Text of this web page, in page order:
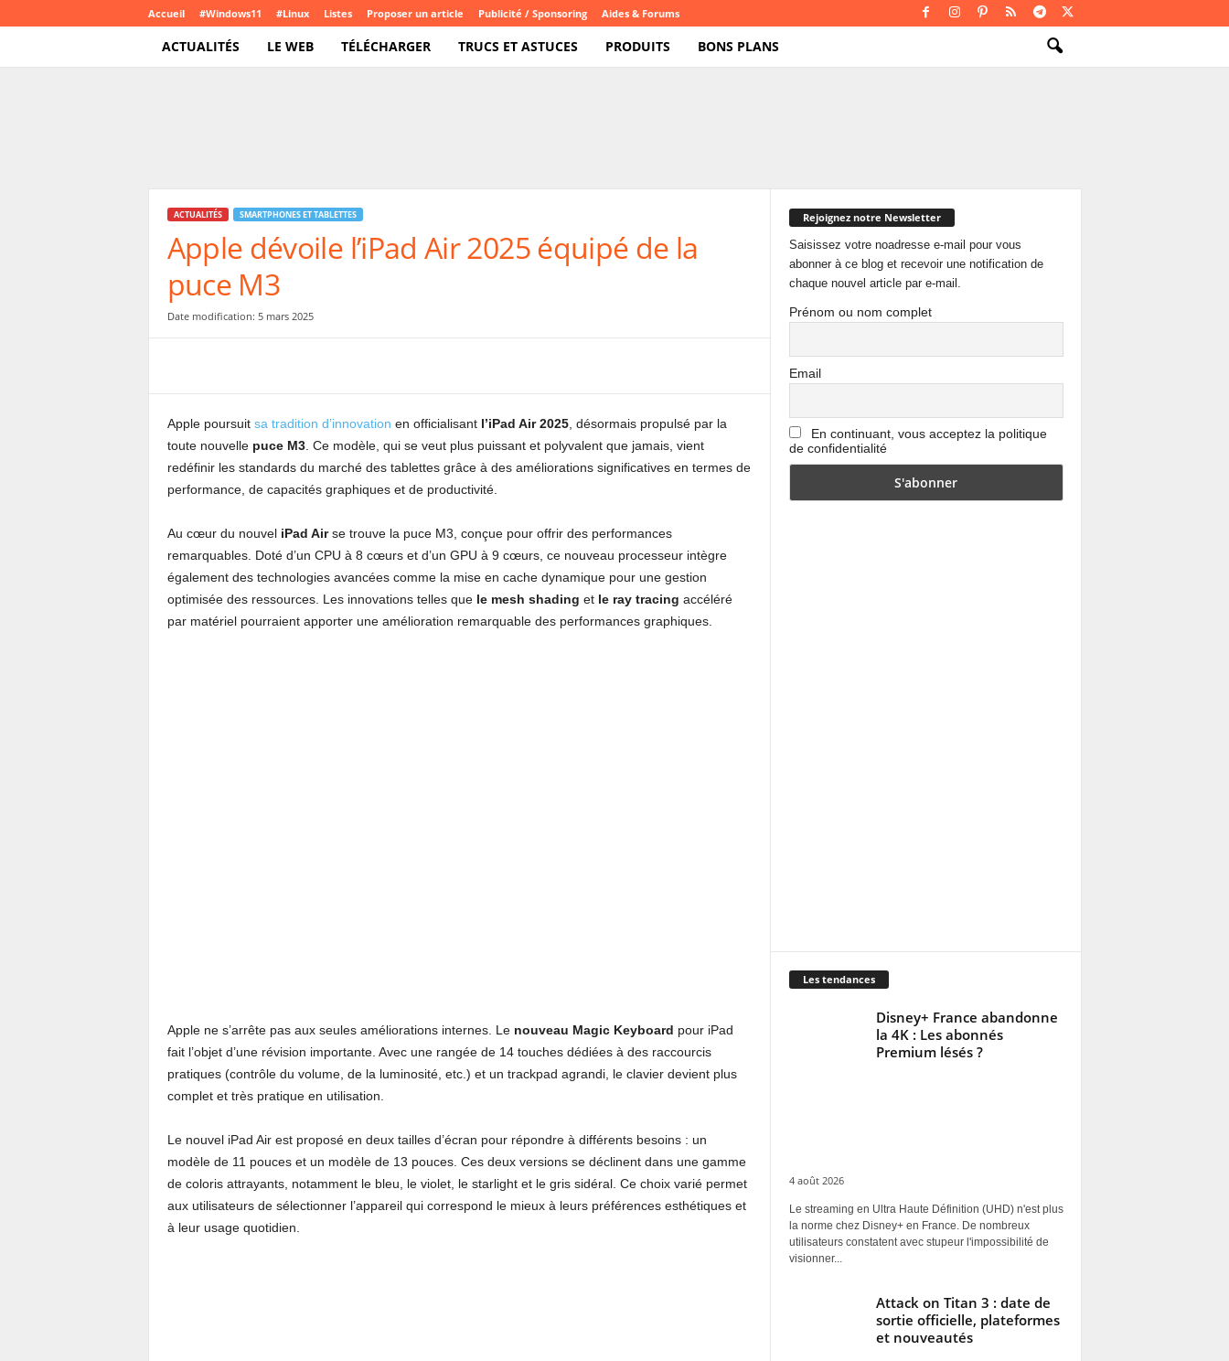
Accueil #Windows11 #Linux Listes Proposer un article Publicité / Sponsoring Aides & Forums
ACTUALITÉS LE WEB TÉLÉCHARGER TRUCS ET ASTUCES PRODUITS BONS PLANS
ACTUALITÉS SMARTPHONES ET TABLETTES
Apple dévoile l’iPad Air 2025 équipé de la
puce M3
Date modification: 5 mars 2025
Apple poursuit sa tradition d’innovation en officialisantl’iPad Air 2025, désormais propulsé par la
toute nouvelle puce M3. Ce modèle, qui se veut plus puissant et polyvalent que jamais, vient
redéfinir les standards du marché des tablettes grâce à des améliorations significatives en termes de
performance, de capacités graphiques et de productivité.
Au cœur du nouvel iPad Airse trouve la puce M3, conçue pour offrir des performances
remarquables. Doté d’un CPU à 8 cœurs et d’un GPU à 9 cœurs, ce nouveau processeur intègre
également des technologies avancées comme la mise en cache dynamique pour une gestion
optimisée des ressources. Les innovations telles que le mesh shading et le ray tracing accéléré
par matériel pourraient apporter une amélioration remarquable des performances graphiques.
Apple ne s’arrête pas aux seules améliorations internes. Le nouveau Magic Keyboard pour iPad
fait l’objet d’une révision importante. Avec une rangée de 14 touches dédiées à des raccourcis
pratiques (contrôle du volume, de la luminosité, etc.) et un trackpad agrandi, le clavier devient plus
complet et très pratique en utilisation.
Le nouvel iPad Air est proposé en deux tailles d’écran pour répondre à différents besoins : un
modèle de 11 pouces et un modèle de 13 pouces. Ces deux versions se déclinent dans une gamme
de coloris attrayants, notamment le bleu, le violet, le starlight et le gris sidéral. Ce choix varié permet
aux utilisateurs de sélectionner l’appareil qui correspond le mieux à leurs préférences esthétiques et
à leur usage quotidien.
Rejoignez notre Newsletter
Saisissez votre noadresse e-mail pour vous
abonner à ce blog et recevoir une notification de
chaque nouvel article par e-mail.
Prénom ou nom complet
Email
En continuant, vous acceptez la politique
de confidentialité
Les tendances
Disney+ France abandonne
la 4K : Les abonnés
Premium lésés ?
4 août 2026
Le streaming en Ultra Haute Définition (UHD) n'est plus
la norme chez Disney+ en France. De nombreux
utilisateurs constatent avec stupeur l'impossibilité de
visionner...
Attack on Titan 3 : date de
sortie officielle, plateformes
et nouveautés